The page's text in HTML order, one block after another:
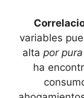
variables
alta por
‍ha